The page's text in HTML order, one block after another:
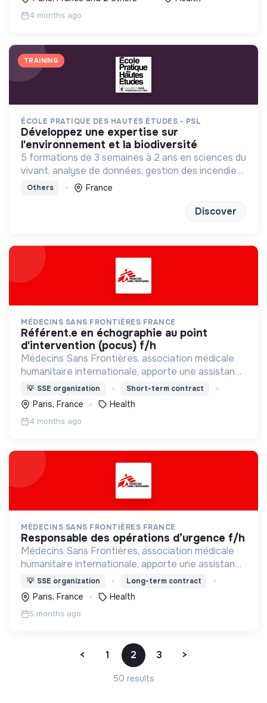
4 months ago
TRAINING
ÉCOLE PRATIQUE DES HAUTES ÉTUDES - PSL
développez une expertise sur
l'environnement et la biodiversité
5 formations de 3 semaines à 2 ans en sciences du
vivant, analyse de données, gestion des incendies
et génétique du paysage.
Others France
Discover
MÉDECINS SANS FRONTIÈRES FRANCE
référent.e en échographie au point
d'intervention (pocus) f/h
Médecins Sans Frontières, association médicale
humanitaire internationale, apporte une assistance
médicale à des populations dont la vie est
menacée.
💡 SSE organization Short-term contract
Paris, France Health
4 months ago
MÉDECINS SANS FRONTIÈRES FRANCE
responsable des opérations d’urgence f/h
Médecins Sans Frontières, association médicale
humanitaire internationale, apporte une assistance
médicale à des populations dont la vie est
menacée.
💡 SSE organization Long-term contract
Paris, France Health
5 months ago
< 1 2 3 >
50 results